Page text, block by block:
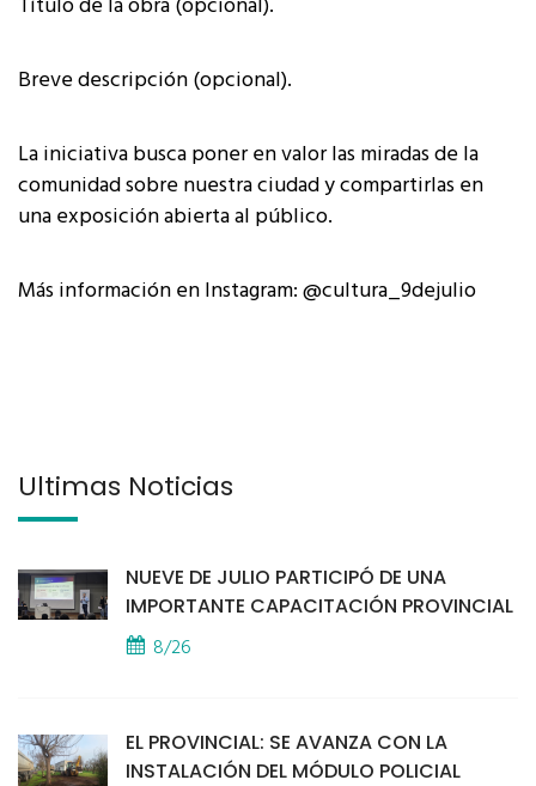
Breve descripción (opcional).
La iniciativa busca poner en valor las miradas de la
comunidad sobre nuestra ciudad y compartirlas en
una exposición abierta al público.
Más información en Instagram: @cultura_9dejulio
Últimas Noticias
NUEVE DE JULIO PARTICIPÓ DE UNA
IMPORTANTE CAPACITACIÓN PROVINCIAL
8/26
EL PROVINCIAL: SE AVANZA CON LA
INSTALACIÓN DEL MÓDULO POLICIAL